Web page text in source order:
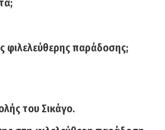
φιλελεύθερης παράδοσης;
του Σικάγο.